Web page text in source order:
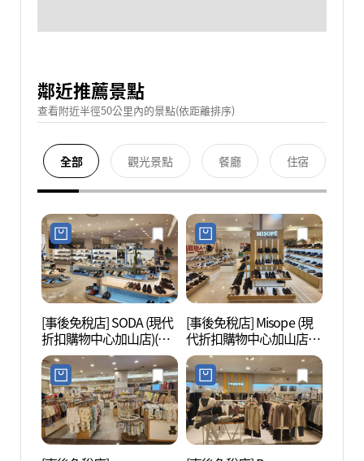
鄰近推薦景點
查看附近半徑50公里內的景點(依距離排序)
全部 觀光景點 餐廳 住宿
[事後免稅店] SODA (現代
折扣購物中心加山店)(소
다 현대아울렛 가산점)
[事後免稅店] Misope (現
代折扣購物中心加山店)
(미소페 현대아울렛 가산
점)